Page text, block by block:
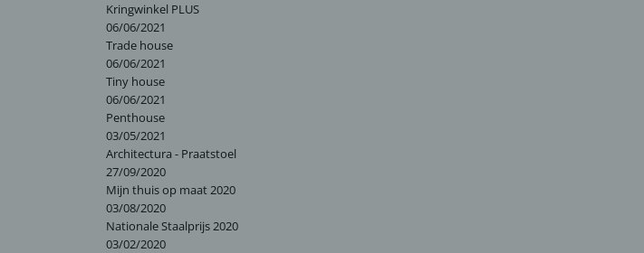
Kringwinkel PLUS
06/06/2021
Trade house
06/06/2021
Tiny house
06/06/2021
Penthouse
03/05/2021
Architectura - Praatstoel
27/09/2020
Mijn thuis op maat 2020
03/08/2020
Nationale Staalprijs 2020
03/02/2020